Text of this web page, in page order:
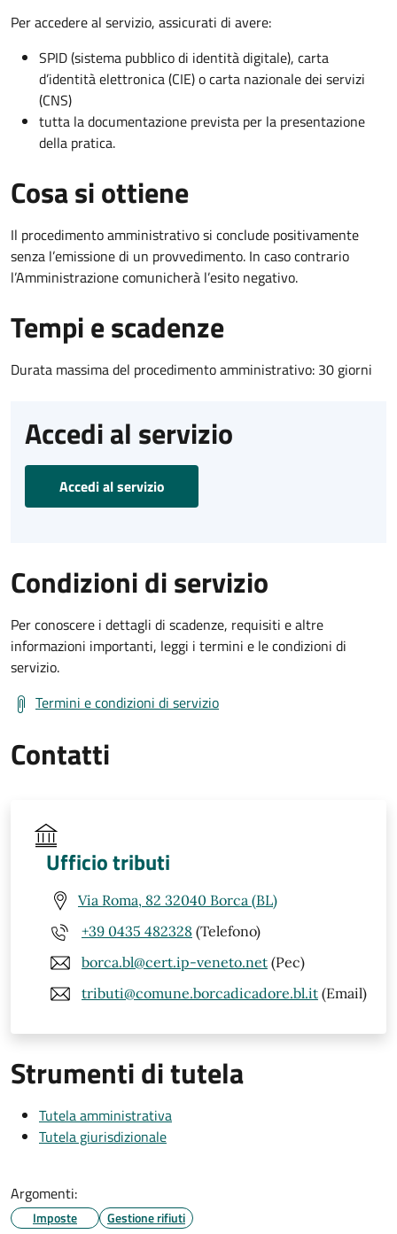
Per accedere al servizio, assicurati di avere:
SPID (sistema pubblico di identità digitale), carta
d’identità elettronica (CIE) o carta nazionale dei servizi
(CNS)
tutta la documentazione prevista per la presentazione
della pratica.
Cosa si ottiene
Il procedimento amministrativo si conclude positivamente
senza l’emissione di un provvedimento. In caso contrario
l’Amministrazione comunicherà l’esito negativo.
Tempi e scadenze
Durata massima del procedimento amministrativo: 30 giorni
Accedi al servizio
Accedi al servizio
Condizioni di servizio
Per conoscere i dettagli di scadenze, requisiti e altre
informazioni importanti, leggi i termini e le condizioni di
servizio.
Termini e condizioni di servizio
Contatti
Ufficio tributi
Via Roma, 82 32040 Borca (BL)
+39 0435 482328 (Telefono)
borca.bl@cert.ip-veneto.net (Pec)
tributi@comune.borcadicadore.bl.it (Email)
Strumenti di tutela
Tutela amministrativa
Tutela giurisdizionale
Argomenti:
Imposte Gestione rifiuti